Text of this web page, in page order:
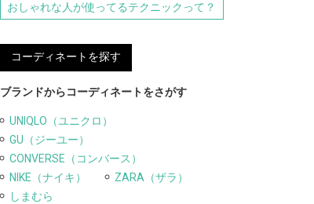
おしゃれな人が使ってるテクニックって？
コーディネートを探す
ブランドからコーディネートをさがす
UNIQLO（ユニクロ）
GU（ジーユー）
CONVERSE（コンバース）
NIKE（ナイキ）
ZARA（ザラ）
しまむら